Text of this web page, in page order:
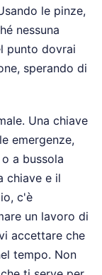
le pinze,
nessuna
punto dovrai
sperando di
Una chiave
emergenze,
a bussola
chiave e il
c'è
un lavoro di
accettare che
tempo. Non